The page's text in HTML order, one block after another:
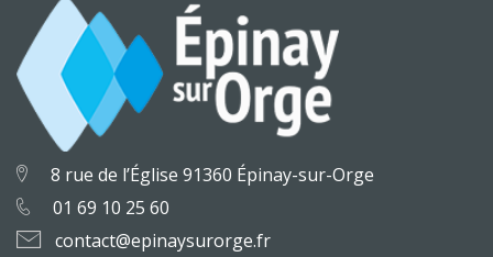
8 rue de l’Église 91360 Épinay-sur-Orge
01 69 10 25 60
contact@epinaysurorge.fr